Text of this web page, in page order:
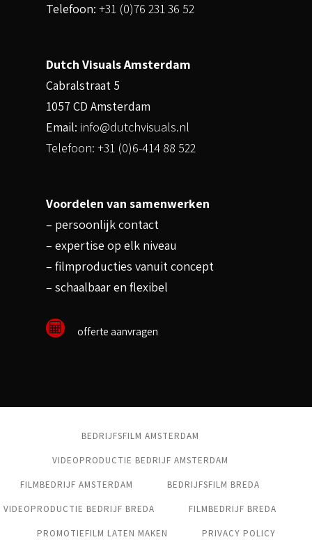
Telefoon: +31 (0)76 231 36 52
Dutch Visuals Amsterdam
Cabralstraat 5
1057 CD Amsterdam
Email: info@dutchvisuals.nl
Telefoon: +31 (0)6-414 88 522
Voordelen van samenwerken
– persoonlijk contact
– expertise op elk niveau
– filmproducties vanuit concept
– schaalbaar en flexibel
offerte aanvragen
BEDRIJFSFILM AMSTERDAM
VIDEOPRODUCTIE BEDRIJF AMSTERDAM
FILMBEDRIJF AMSTERDAM BEDRIJFSFILM BREDA
VIDEOPRODUCTIE BEDRIJF BREDA FILMBEDRIJF BREDA
PROMOTIEFILM LATEN MAKEN PRIVACY POLICY